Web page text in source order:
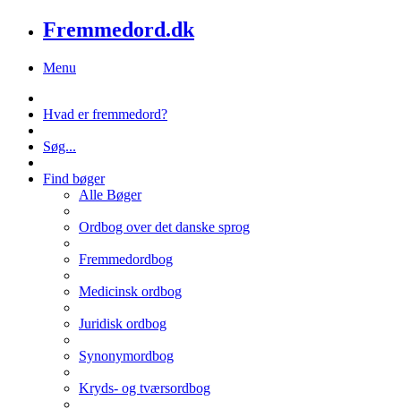
Fremmedord.dk
Menu
Hvad er fremmedord?
Søg...
Find bøger
Alle Bøger
Ordbog over det danske sprog
Fremmedordbog
Medicinsk ordbog
Juridisk ordbog
Synonymordbog
Kryds- og tværsordbog